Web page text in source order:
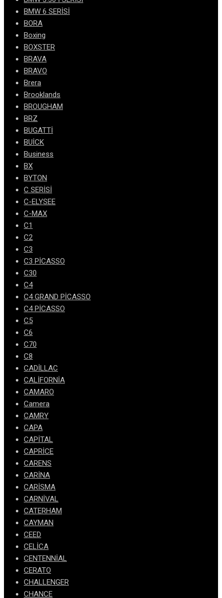
BMW 6 SERİSİ
BORA
Boxing
BOXSTER
BRAVA
BRAVO
Brera
Brooklands
BROUGHAM
BRZ
BUGATTİ
BUİCK
Business
BX
BYTON
C SERİSİ
C-ELYSEE
C-MAX
C1
C2
C3
C3 PİCASSO
C30
C4
C4 GRAND PİCASSO
C4 PİCASSO
C5
C6
C70
C8
CADİLLAC
CALİFORNİA
CAMARO
Camera
CAMRY
CAPA
CAPİTAL
CAPRİCE
CARENS
CARİNA
CARİSMA
CARNİVAL
CATERHAM
CAYMAN
CEED
CELİCA
CENTENNİAL
CERATO
CHALLENGER
CHANCE